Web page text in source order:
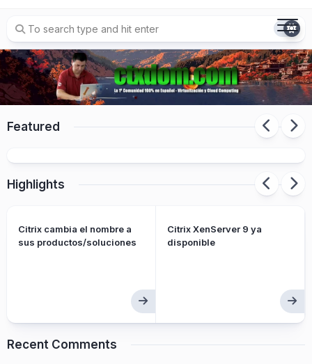
content
Featured
Highlights
Citrix cambia el nombre a
sus productos/soluciones
Citrix XenServer 9 ya
disponible
Recent Comments